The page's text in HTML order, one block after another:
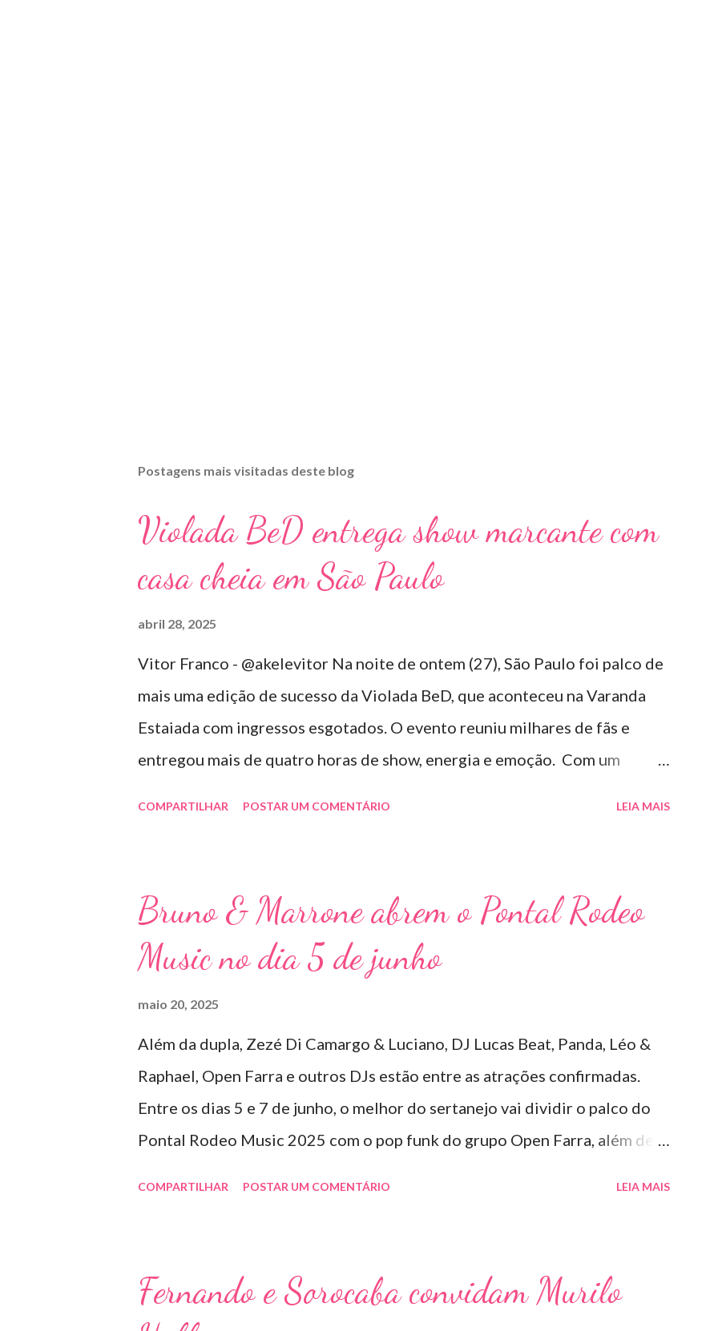
Postagens mais visitadas deste blog
Violada BeD entrega show marcante com
casa cheia em São Paulo
abril 28, 2025
Vitor Franco - @akelevitor Na noite de ontem (27), São Paulo foi palco de
mais uma edição de sucesso da Violada BeD, que aconteceu na Varanda
Estaiada com ingressos esgotados. O evento reuniu milhares de fãs e
entregou mais de quatro horas de show, energia e emoção. Com um
público cantando junto do início ao fim. Criado em 2018, o projeto
Violada BeD se tornou uma verdadeira marca registrada da carreira da
dupla, oferecendo ao público um show imersivo, com horas de duração,
que mistura grandes clássicos do sertanejo com homenagens a outros
gêneros. No palco, Bruninho & Davi transitam com naturalidade entre os
seus hits e releituras de artistas como Sandy & Junior, CPM 22 e
Detonautas, cria...
COMPARTILHAR POSTAR UM COMENTÁRIO LEIA MAIS
Bruno & Marrone abrem o Pontal Rodeo
Music no dia 5 de junho
maio 20, 2025
Além da dupla, Zezé Di Camargo & Luciano, DJ Lucas Beat, Panda, Léo &
Raphael, Open Farra e outros DJs estão entre as atrações confirmadas.
Entre os dias 5 e 7 de junho, o melhor do sertanejo vai dividir o palco do
Pontal Rodeo Music 2025 com o pop funk do grupo Open Farra, além de
organizadores de eventos em todo o país. Pela segunda vez, a organização
COMPARTILHAR POSTAR UM COMENTÁRIO LEIA MAIS
Fernando e Sorocaba convidam Murilo